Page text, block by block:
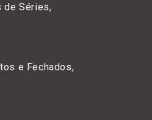
de Séries,
e Fechados,